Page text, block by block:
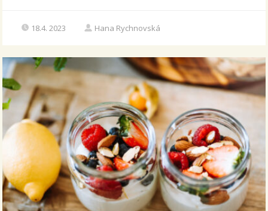
18.4. 2023 Hana Rychnovská